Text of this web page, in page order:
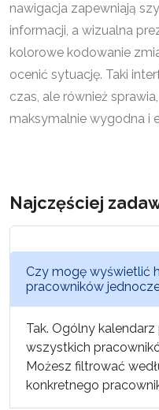
nawigacja zapewniają
informacji, a wizualna
kolorowe kodowanie
ocenić sytuację. Taki
czas, ale również
maksymalnie wygodna i
Najczęściej
Czy mogę wyświetlić
pracowników
Tak. Ogólny
wszystkich
Możesz filtrować
konkretnego